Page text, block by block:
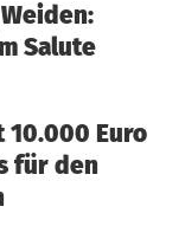
Salute
10.000 Euro
für den